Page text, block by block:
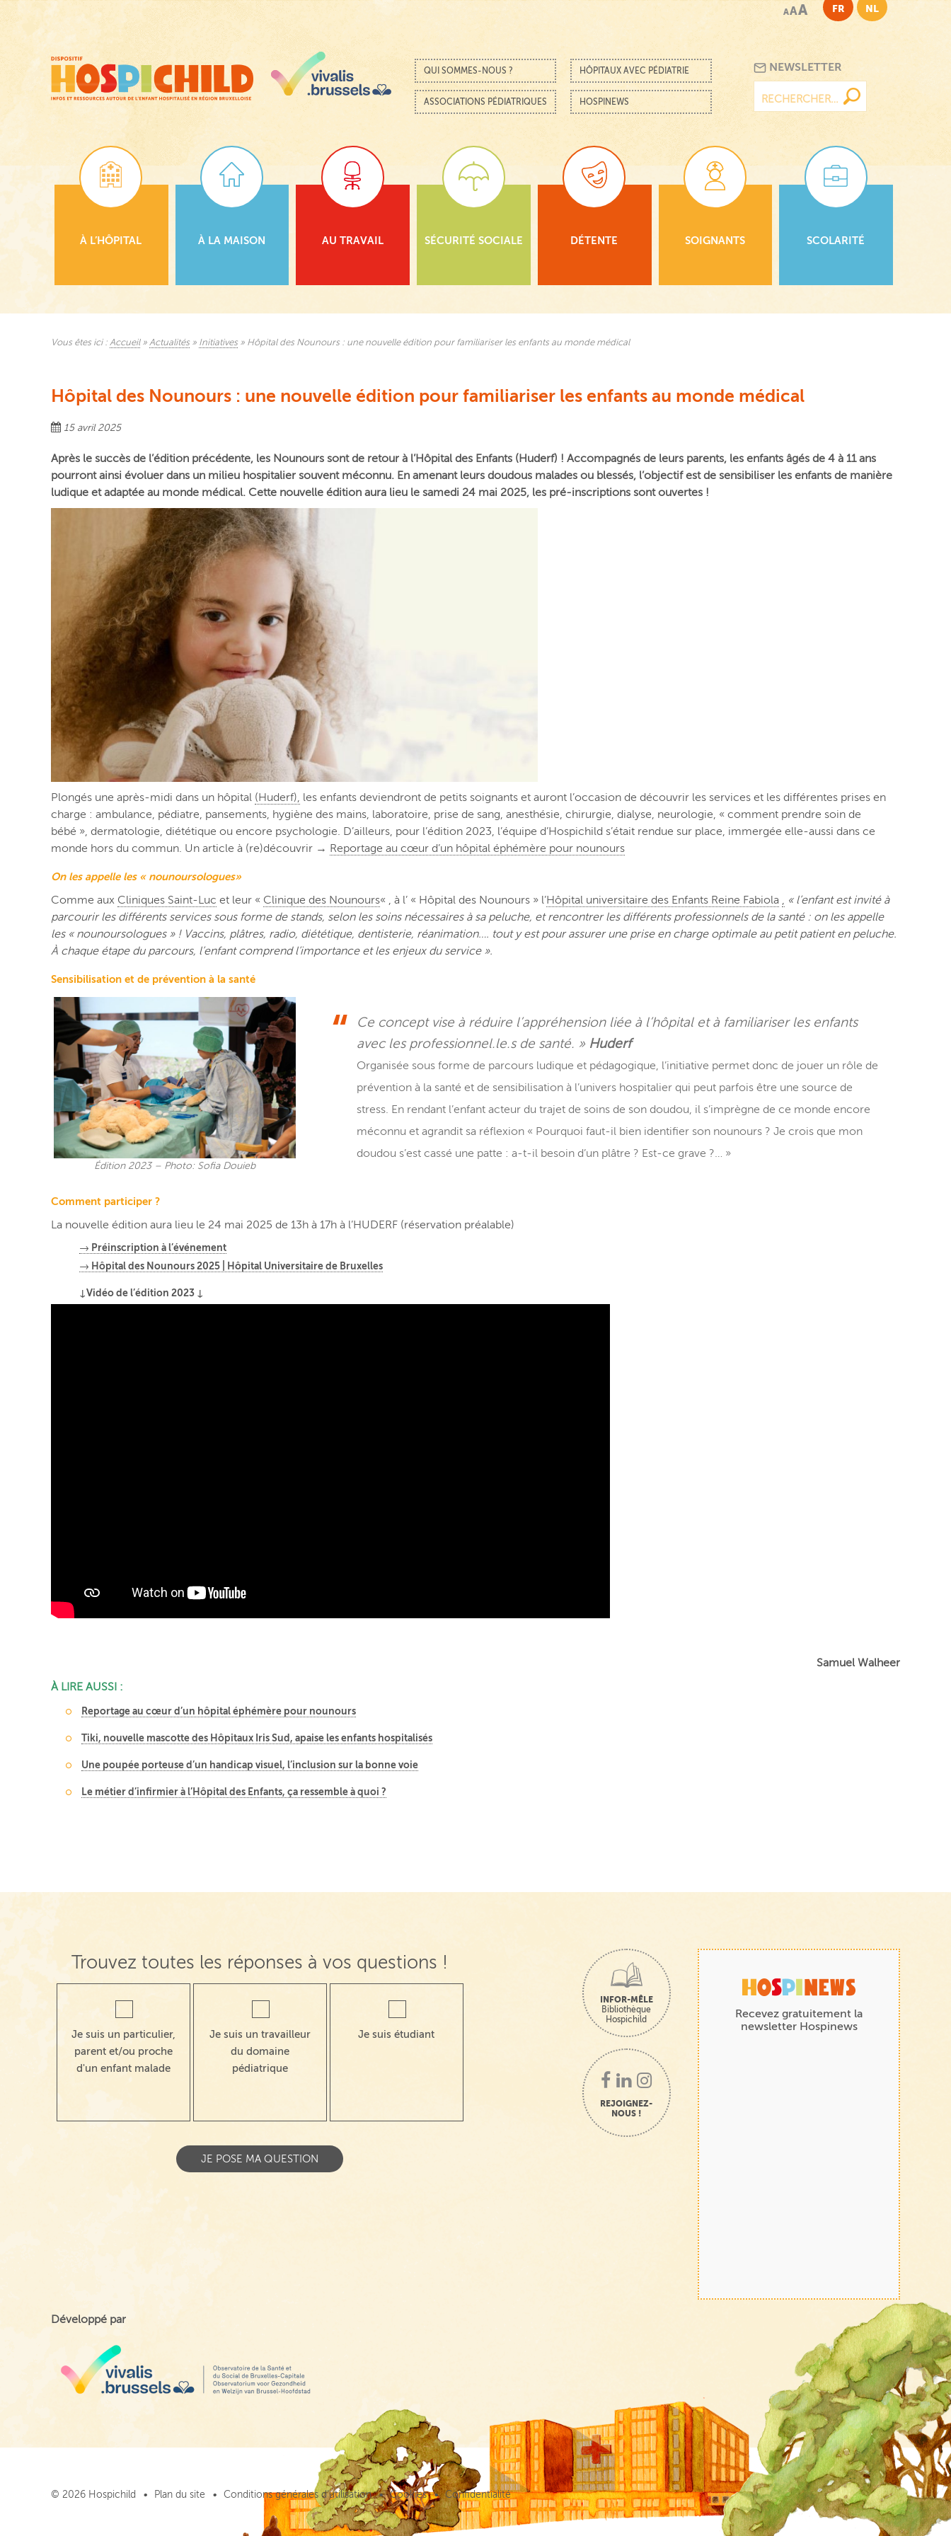
principal
AAA FR NL
Menu
Passer au contenu
QUI SOMMES-NOUS ? HÔPITAUX AVEC PÉDIATRIE
ASSOCIATIONS PÉDIATRIQUES HOSPINEWS
NEWSLETTER
À L’HÔPITAL À LA MAISON AU TRAVAIL SÉCURITÉ SOCIALE DÉTENTE SOIGNANTS SCOLARITÉ
Vous êtes ici : Accueil» Actualités » Initiatives » Hôpital des Nounours : une nouvelle édition pour familiariser les enfants au monde médical
Hôpital des Nounours : une nouvelle édition pour familiariser les enfants au monde médical
15 avril 2025
Après le succès de l’édition précédente, les Nounours sont de retour à l’Hôpital des Enfants (Huderf) ! Accompagnés de leurs parents, les enfants âgés de 4 à 11 ans
pourront ainsi évoluer dans un milieu hospitalier souvent méconnu. En amenant leurs doudous malades ou blessés, l’objectif est de sensibiliser les enfants de manière
ludique et adaptée au monde médical. Cette nouvelle édition aura lieu le samedi 24 mai 2025, les pré-inscriptions sont ouvertes !
Plongés une après-midi dans un hôpital (Huderf), les enfants deviendront de petits soignants et auront l’occasion de découvrir les services et les différentes prises en
charge : ambulance, pédiatre, pansements, hygiène des mains, laboratoire, prise de sang, anesthésie, chirurgie, dialyse, neurologie, « comment prendre soin de
bébé », dermatologie, diététique ou encore psychologie. D’ailleurs, pour l’édition 2023, l’équipe d’Hospichild s’était rendue sur place, immergée elle-aussi dans ce
monde hors du commun. Un article à (re)découvrir → Reportage au cœur d’un hôpital éphémère pour nounours
On les appelle les « nounoursologues»
Comme aux Cliniques Saint-Luc et leur « Clinique des Nounours« , à l’ « Hôpital des Nounours » l’Hôpital universitaire des Enfants Reine Fabiola , « l’enfant est invité à
parcourir les différents services sous forme de stands, selon les soins nécessaires à sa peluche, et rencontrer les différents professionnels de la santé : on les appelle
les « nounoursologues » ! Vaccins, plâtres, radio, diététique, dentisterie, réanimation…. tout y est pour assurer une prise en charge optimale au petit patient en peluche.
À chaque étape du parcours, l’enfant comprend l’importance et les enjeux du service ».
Sensibilisation et de prévention à la santé
Édition 2023 – Photo: Sofia Douieb
Ce concept vise à réduire l’appréhension liée à l’hôpital et à familiariser les enfants
avec les professionnel.le.s de santé. » Huderf
Organisée sous forme de parcours ludique et pédagogique, l’initiative permet donc de jouer un rôle de
prévention à la santé et de sensibilisation à l’univers hospitalier qui peut parfois être une source de
stress. En rendant l’enfant acteur du trajet de soins de son doudou, il s’imprègne de ce monde encore
méconnu et agrandit sa réflexion « Pourquoi faut-il bien identifier son nounours ? Je crois que mon
doudou s’est cassé une patte : a-t-il besoin d’un plâtre ? Est-ce grave ?… »
Comment participer ?
La nouvelle édition aura lieu le 24 mai 2025 de 13h à 17h à l’HUDERF (réservation préalable)
→ Préinscription à l’événement
→ Hôpital des Nounours 2025 | Hôpital Universitaire de Bruxelles
↓Vidéo de l’édition 2023 ↓
Samuel Walheer
À LIRE AUSSI :
Reportage au cœur d’un hôpital éphémère pour nounours
Tiki, nouvelle mascotte des Hôpitaux Iris Sud, apaise les enfants hospitalisés
Une poupée porteuse d’un handicap visuel, l’inclusion sur la bonne voie
Le métier d’infirmier à l’Hôpital des Enfants, ça ressemble à quoi ?
Trouvez toutes les réponses à vos questions !
Je suis un particulier,
parent et/ou proche
d'un enfant malade
Je suis un travailleur
du domaine
pédiatrique
Je suis étudiant
INFOR-MÊLE
Bibliothèque
Hospichild
REJOIGNEZ-
NOUS !
Recevez gratuitement la
newsletter Hospinews
Développé par
© 2026 Hospichild Plan du site Conditions générales d’utilisation Cookies Confidentialité